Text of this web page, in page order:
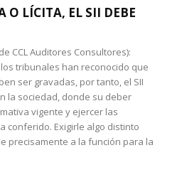
O LÍCITA, EL SII DEBE
CCL Auditores Consultores):
tribunales han reconocido que
ser gravadas, por tanto, el SII
la sociedad, donde su deber
vigente y ejercer las
conferido. Exigirle algo distinto
precisamente a la función para la